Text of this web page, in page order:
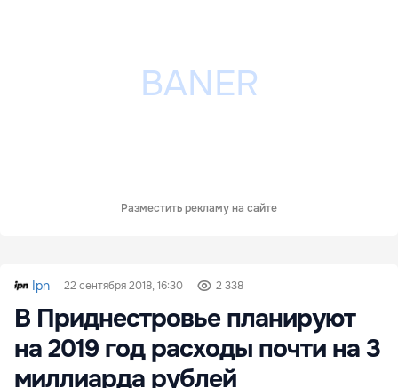
Разместить рекламу на сайте
Ipn 22 сентября 2018, 16:30 2 338
В Приднестровье планируют
на 2019 год расходы почти на 3
миллиарда рублей